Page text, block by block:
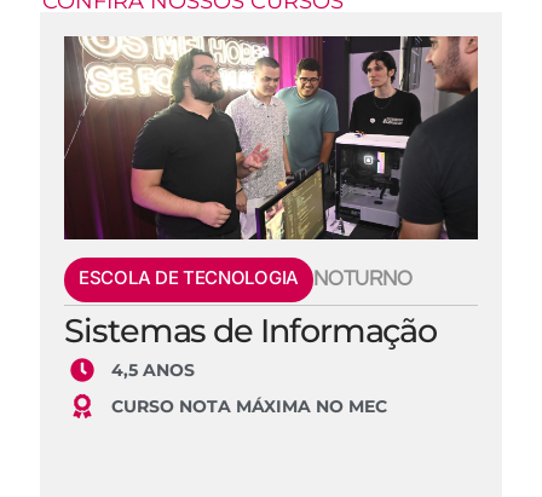
ESCOLA DE TECNOLOGIA NOTURNO
Sistemas de Informação
4,5 ANOS
CURSO NOTA MÁXIMA NO MEC